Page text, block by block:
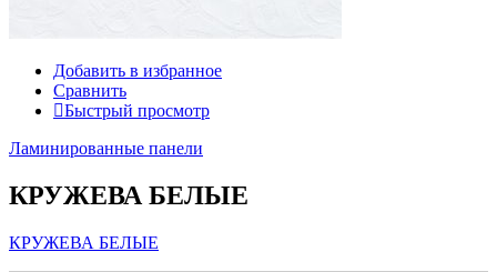
Добавить в избранное
Сравнить
Быстрый просмотр
Ламинированные панели
КРУЖЕВА БЕЛЫЕ
КРУЖЕВА БЕЛЫЕ